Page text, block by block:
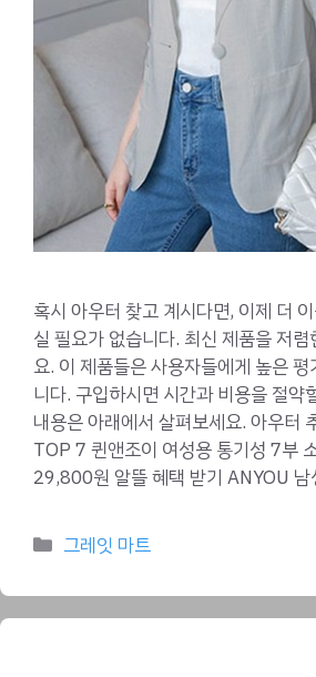
혹시 아우터 찾고 계시다면, 이제 더
실 필요가 없습니다. 최신 제품을 저
요. 이 제품들은 사용자들에게 높은
니다. 구입하시면 시간과 비용을 절약
내용은 아래에서 살펴보세요. 아우터
TOP 7 퀸앤조이 여성용 통기성 7부
29,800원 알뜰 혜택 받기 ANYOU
Categories
그레잇 마트